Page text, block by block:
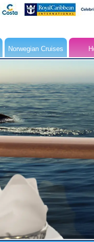
Norwegian Cruises